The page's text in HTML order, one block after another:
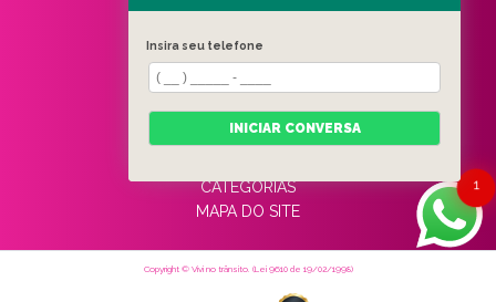
MENU
HOME
QUEM SOMOS
SERVIÇOS
BLOG
CATEGORIAS
MAPA DO SITE
Copyright © Vivi no trânsito. (Lei 9610 de 19/02/1998)
1
Insira seu telefone
INICIAR CONVERSA